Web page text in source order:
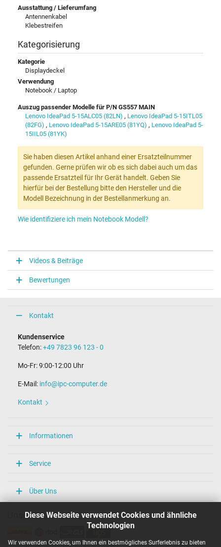
Diese Webseite verwendet Cookies und ähnliche
Technologien
Wir verwenden Cookies, um Ihnen ein bestmögliches Surferlebnis zu bieten
Ausstattung / Lieferumfang
Antennenkabel
Klebestreifen
Kategorisierung
Kategorie
Displaydeckel
Verwendung
Notebook / Laptop
Auszug passender Modelle für P/N GS557 MAIN
Lenovo IdeaPad 5-15ALC05 (82LN) , Lenovo IdeaPad 5-15ITL05
(82FG) , Lenovo IdeaPad 5-15ARE05 (81YQ) , Lenovo IdeaPad 5-
15IIL05 (81YK)
Sie haben diesen Artikel anhand einer Ersatzteilnummer
gefunden. Gerne prüfen wir ob es sich dabei auch um das
passende Ersatzteil für Ihr Gerät handelt. Geben Sie
hierfür bei der Bestellung bitte den Hersteller und die
Modell Bezeichnung in der Bestellanmerkung an.
Wie identifiziere ich mein Notebook Modell?
Videos & Beiträge
Bewertungen
Kontakt
Kundenservice
Telefon:+49 7823 96 123 - 0
Mo-Fr: 9:00-12:00 Uhr
E-Mail: info@ipc-computer.de
Kontakt
Informationen
Service
Über Uns
Unsere Versandarten